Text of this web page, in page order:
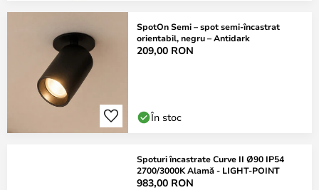
SpotOn Semi – spot semi-încastrat
orientabil, negru – Antidark
209,00 RON
În stoc
Spoturi încastrate Curve II Ø90 IP54
2700/3000K Alamă - LIGHT-POINT
983,00 RON